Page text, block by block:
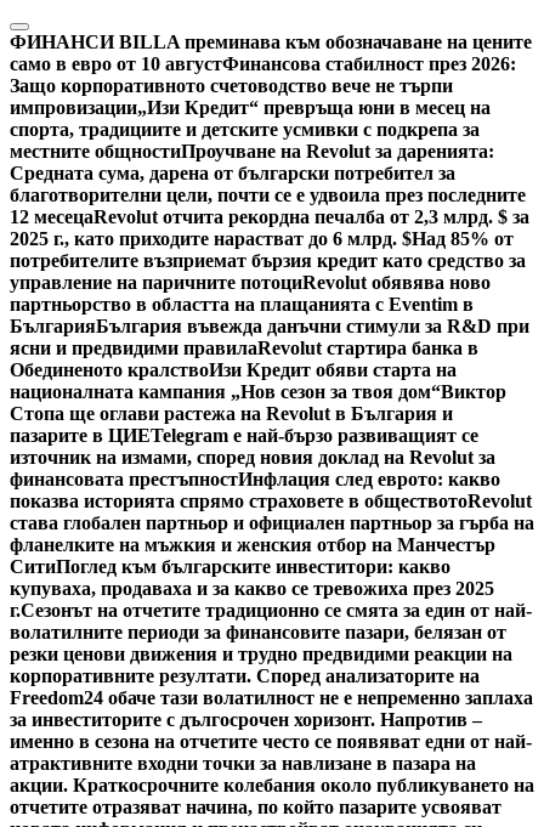
Skip
to
content
ФИНАНСИ BILLA преминава към обозначаване на цените
само в евро от 10 августФинансова стабилност през 2026:
Защо корпоративното счетоводство вече не търпи
импровизации„Изи Кредит“ превръща юни в месец на
спорта, традициите и детските усмивки с подкрепа за
местните общностиПроучване на Revolut за даренията:
Средната сума, дарена от български потребител за
благотворителни цели, почти се е удвоила през последните
12 месецаRevolut отчита рекордна печалба от 2,3 млрд. $ за
2025 г., като приходите нарастват до 6 млрд. $Над 85% от
потребителите възприемат бързия кредит като средство за
управление на паричните потоциRevolut обявява ново
партньорство в областта на плащанията с Eventim в
БългарияБългария въвежда данъчни стимули за R&D при
ясни и предвидими правилаRevolut стартира банка в
Обединеното кралствоИзи Кредит обяви старта на
националната кампания „Нов сезон за твоя дом“Виктор
Стопа ще оглави растежа на Revolut в България и
пазарите в ЦИЕTelegram е най-бързо развиващият се
източник на измами, според новия доклад на Revolut за
финансовата престъпностИнфлация след еврото: какво
показва историята спрямо страховете в обществотоRevolut
става глобален партньор и официален партньор за гърба на
фланелките на мъжкия и женския отбор на Манчестър
СитиПоглед към българските инвеститори: какво
купуваха, продаваха и за какво се тревожиха през 2025
г.Сезонът на отчетите традиционно се смята за един от най-
волатилните периоди за финансовите пазари, белязан от
резки ценови движения и трудно предвидими реакции на
корпоративните резултати. Според анализаторите на
Freedom24 обаче тази волатилност не е непременно заплаха
за инвеститорите с дългосрочен хоризонт. Напротив –
именно в сезона на отчетите често се появяват едни от най-
атрактивните входни точки за навлизане в пазара на
акции. Краткосрочните колебания около публикуването на
отчетите отразяват начина, по който пазарите усвояват